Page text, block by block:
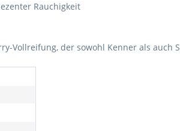
Rauchigkeit
Vollreifung, der sowohl Kenner als auch